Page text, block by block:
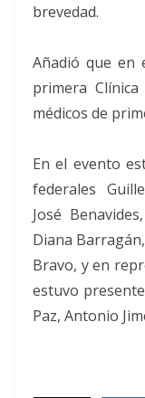
brevedad.
Añadió que en
primera
médicos de
En el evento
federales
José
Diana
Bravo, y en
estuvo
Paz, Antonio